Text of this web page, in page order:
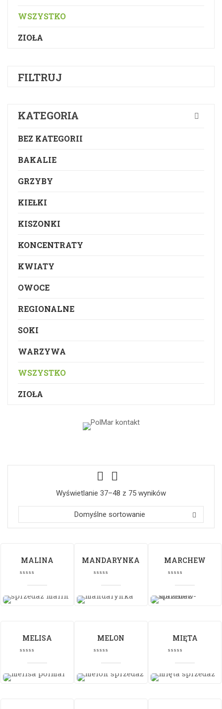
WSZYSTKO
ZIOŁA
FILTRUJ
KATEGORIA
BEZ KATEGORII
BAKALIE
GRZYBY
KIEŁKI
KISZONKI
KONCENTRATY
KWIATY
OWOCE
REGIONALNE
SOKI
WARZYWA
WSZYSTKO
ZIOŁA
Wyświetlanie 37–48 z 75 wyników
Domyślne sortowanie
MALINA MANDARYNKA MARCHEW
MELISA MELON MIĘTA